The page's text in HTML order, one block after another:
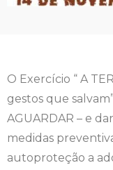
O Exercício “ A
gestos que
AGUARDAR – e
medidas
autoproteção a